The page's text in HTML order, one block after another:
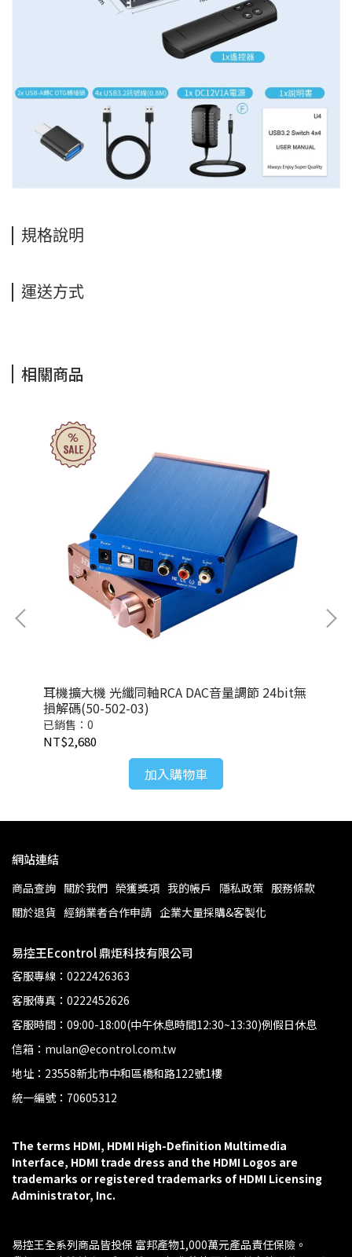
規格說明
運送方式
相關商品
耳機擴大機 光纖同軸RCA DAC音量調節 24bit無
損解碼(50-502-03)
已銷售：0
NT$2,680
加入購物車
網站連結
商品查詢 關於我們 榮獲獎項 我的帳戶 隱私政策 服務條款
關於退貨 經銷業者合作申請 企業大量採購&客製化
易控王Econtrol 鼎炬科技有限公司
客服專線：0222426363
客服傳真：0222452626
客服時間：09:00-18:00(中午休息時間12:30~13:30)例假日休息
信箱：mulan@econtrol.com.tw
地址：23558新北市中和區橋和路122號1樓
統一編號：70605312
The terms HDMI, HDMI High-Definition Multimedia
Interface, HDMI trade dress and the HDMI Logos are
trademarks or registered trademarks of HDMI Licensing
Administrator, Inc.
易控王全系列商品皆投保 富邦產物1,000萬元產品責任保險。